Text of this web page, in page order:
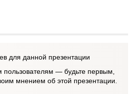
для данной презентации
пользователям — будьте первым,
мнением об этой презентации.